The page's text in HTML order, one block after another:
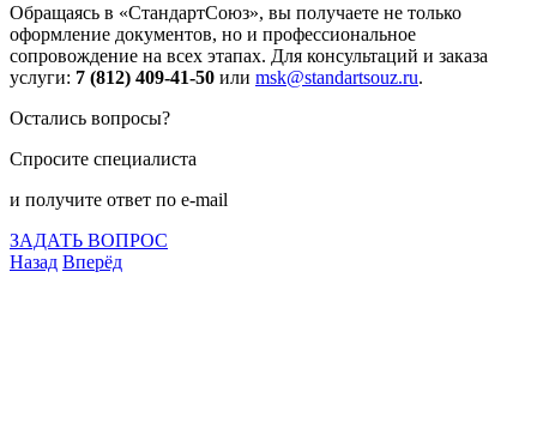
Обращаясь в «СтандартСоюз», вы получаете не только
оформление документов, но и профессиональное
сопровождение на всех этапах. Для консультаций и заказа
услуги: 7 (812) 409-41-50 или msk@standartsouz.ru.
Остались вопросы?
Спросите специалиста
и получите ответ по e-mail
ЗАДАТЬ ВОПРОС
Назад Вперёд